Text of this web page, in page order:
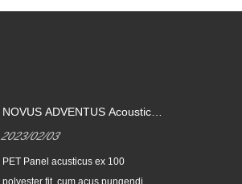
NOVUS ADVENTUS Acoustic
2023/02/03
PET Panel acusticus ex 100
polyester fit, cum acus pungendi